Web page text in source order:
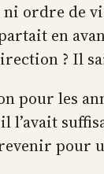
ordre de
en
? Il
pour les
l’avait
pour